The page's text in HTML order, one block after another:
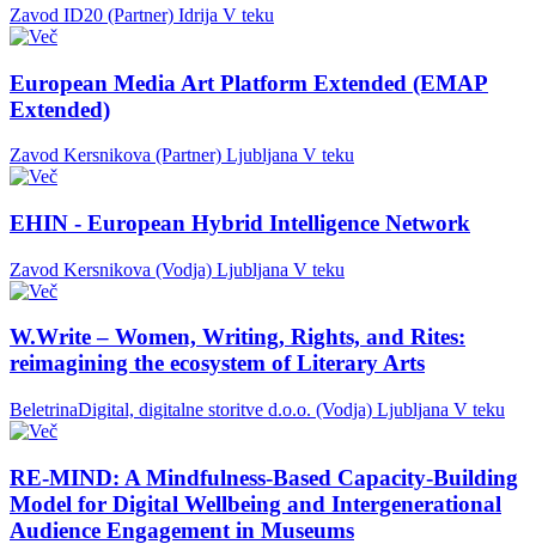
Zavod ID20 (Partner) Idrija V teku
European Media Art Platform Extended (EMAP
Extended)
Zavod Kersnikova (Partner) Ljubljana V teku
EHIN - European Hybrid Intelligence Network
Zavod Kersnikova (Vodja) Ljubljana V teku
W.Write – Women, Writing, Rights, and Rites:
reimagining the ecosystem of Literary Arts
BeletrinaDigital, digitalne storitve d.o.o. (Vodja) Ljubljana V teku
RE-MIND: A Mindfulness-Based Capacity-Building
Model for Digital Wellbeing and Intergenerational
Audience Engagement in Museums